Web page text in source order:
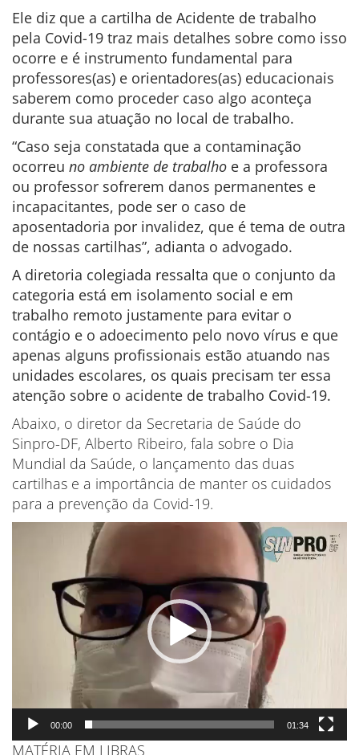
Ele diz que a cartilha de Acidente de trabalho
pela Covid-19 traz mais detalhes sobre como isso
ocorre e é instrumento fundamental para
professores(as) e orientadores(as) educacionais
saberem como proceder caso algo aconteça
durante sua atuação no local de trabalho.
“Caso seja constatada que a contaminação
ocorreu no ambiente de trabalho e a professora
ou professor sofrerem danos permanentes e
incapacitantes, pode ser o caso de
aposentadoria por invalidez, que é tema de outra
de nossas cartilhas”, adianta o advogado.
A diretoria colegiada ressalta que o conjunto da
categoria está em isolamento social e em
trabalho remoto justamente para evitar o
contágio e o adoecimento pelo novo vírus e que
apenas alguns profissionais estão atuando nas
unidades escolares, os quais precisam ter essa
atenção sobre o acidente de trabalho Covid-19.
Abaixo, o diretor da Secretaria de Saúde do
Sinpro-DF, Alberto Ribeiro, fala sobre o Dia
Mundial da Saúde, o lançamento das duas
cartilhas e a importância de manter os cuidados
para a prevenção da Covid-19.
00:00 01:34
MATÉRIA EM LIBRAS